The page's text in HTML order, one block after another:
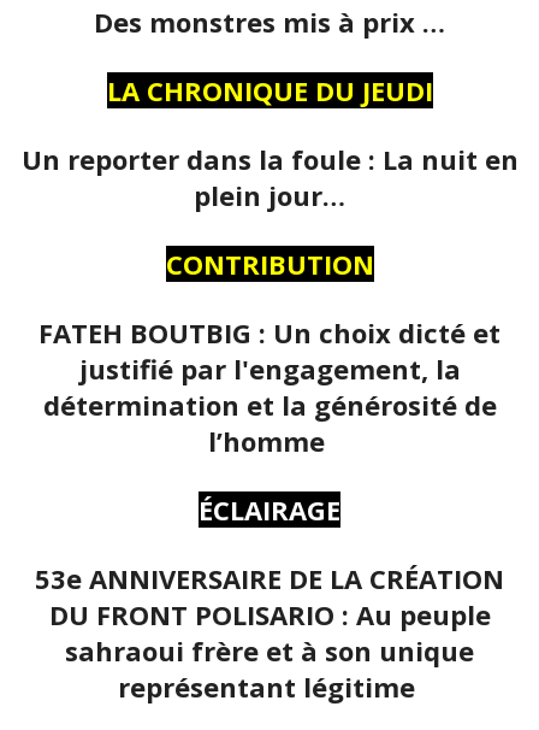
Des monstres mis à prix …
LA CHRONIQUE DU JEUDI
Un reporter dans la foule : La nuit en
plein jour…
CONTRIBUTION
FATEH BOUTBIG : Un choix dicté et
justifié par l'engagement, la
détermination et la générosité de
l’homme
ÉCLAIRAGE
53e ANNIVERSAIRE DE LA CRÉATION
DU FRONT POLISARIO : Au peuple
sahraoui frère et à son unique
représentant légitime